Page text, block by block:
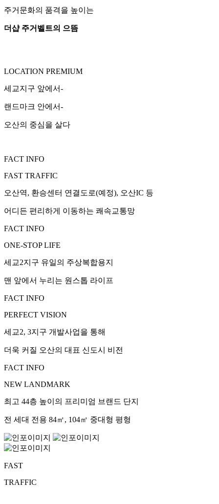
주거문화의 품격을 높이는
더샵 주거벨트의 으뜸
LOCATION PREMIUM
세교지구 앞에서-
랜드마크 안에서-
오산의 중심을 살다
FACT INFO
FAST TRAFFIC
오산역, 환승센터 연결도로(예정), 오산IC 등
어디든 편리하게 이동하는 쾌속교통망
FACT INFO
ONE-STOP LIFE
세교2지구 유일의 주상복합용지
맨 앞에서 누리는 원스톱 라이프
FACT INFO
PERFECT VISION
세교2, 3지구 개발사업을 통해
더욱 커질 오산의 대표 신도시 비전
FACT INFO
NEW LANDMARK
최고 44층 높이의 프리미엄 브랜드 단지
전 세대 전용 84㎡, 104㎡ 중대형 평형
FAST
TRAFFIC